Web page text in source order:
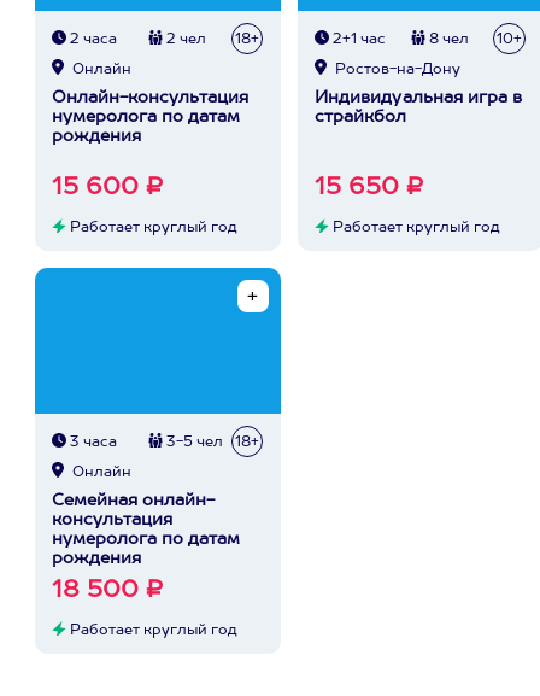
2 часа 2 чел 18+
Онлайн
Онлайн-консультация
нумеролога по датам
рождения
15 600 ₽
Работает круглый год
2+1 час 8 чел 10+
Ростов-на-Дону
Индивидуальная игра в
страйкбол
15 650 ₽
Работает круглый год
3 часа 3-5 чел 18+
Онлайн
Семейная онлайн-
консультация
нумеролога по датам
рождения
18 500 ₽
Работает круглый год